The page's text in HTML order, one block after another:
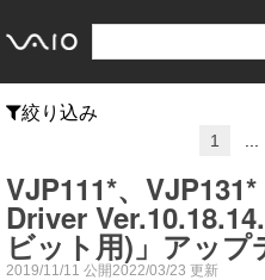
絞り込み
1
VJP111*、
Driver
ビット用)」アッ
2019/11/11 公開2022/03/23 更新